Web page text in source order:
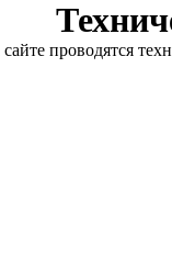
проводятся